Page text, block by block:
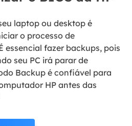
laptop ou desktop é
o processo de
essencial fazer backups, pois
seu PC irá parar de
Backup é confiável para
HP antes das